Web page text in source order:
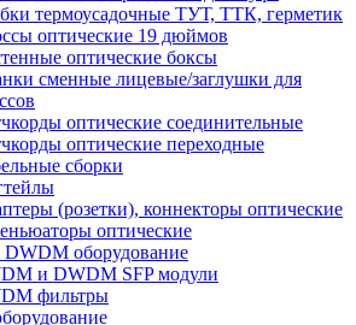
термоусадочные ТУТ, ТТК, герметик
оптические 19 дюймов
оптические боксы
сменные лицевые/заглушки для
оптические соединительные
оптические переходные
сборки
(розетки), коннекторы оптические
оптические
оборудование
и DWDM SFP модули
фильтры